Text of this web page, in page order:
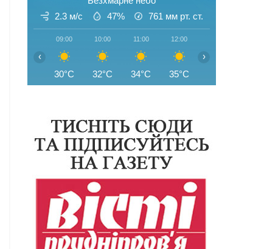
2.3 м/с
47% 761 мм рт. ст.
09:00
30°C
10:00
32°C
11:00
34°C
12:00
35°C
‹ ›